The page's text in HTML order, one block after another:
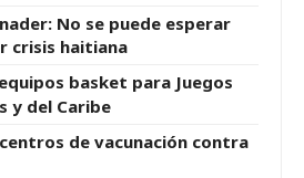
No se puede esperar
crisis haitiana
basket para Juegos
y del Caribe
de vacunación contra